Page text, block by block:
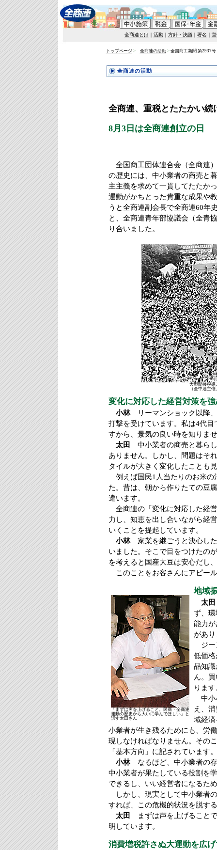
全商連とは ｜ 活動｜ 方針・決議｜ 署名 ｜
トップページ > 全商連の活動 >全国商工新聞 第2937号
全商連の活動
全商連、重税とたたかい続
8月3日は全商連創立の日
全国商工団体連合会（全商連
の歴史には、中小業者の商売と
主主義を求めて一貫してたたか
運動がかちとった貴重な成果や
うと全商連副会長で全商連60年
と、全商連青年部協議会（全青
り合いました。
大型間接税導
（全中連主
変化に対応した経営対策を
小林リーマンショック以降、
打撃を受けています。私は4代
すから、景気の良い時を知りま
太田
中小業者の商売と暮ら
ありません。しかし、問題はそ
タイルが大きく変化したことも
例えば国民1人当たりのお米の
た。昔は、朝から作りたての豆
違います。
全商連の「変化に対応した経
力し、知恵を出し合いながら経
いくことを提起しています。
小林家業を継ごうと決心した
いました。そこで目をつけたの
を考えると国産大豆は安心だし
このことをお客さんにアピー
「まずは声を上げること。民商・全商連
運動の歴史から大いに学んでほしい」と
話す太田さん
地域
太田
ず、
能力
があ
ジー
低価
品知
ん。
りま
中小
え、
域経
小業者が生き残るためにも、労
現しなければなりません。その
「基本方向」に記されています。
小林なるほど、中小業者の存
中小業者が果たしている役割を
できるし、いい経営者になるた
しかし、現実として中小業者
すれば、この危機的状況を脱す
太田
まずは声を上げること
明しています。
消費増税許さぬ大運動を広